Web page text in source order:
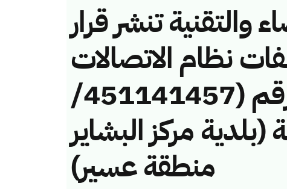
والتقنية تنشر قرار
نظام الاتصالات
وتقنية المعلومات رقم (451141457/
(بلدية مركز البشاير
منطقة عسير)